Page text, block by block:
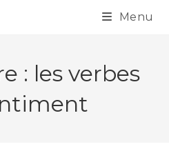
Menu
: les verbes